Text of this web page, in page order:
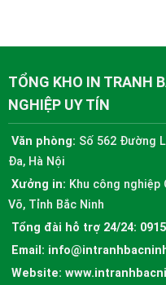
TỔNG KHO IN TRANH
NGHIỆP UY TÍN
Văn phòng: Số 562 Đường
Đa, Hà Nội
Xưởng in: Khu công nghiệp
Võ, Tỉnh Bắc Ninh
Tổng đài hỗ trợ 24/24:
Email:
Website: